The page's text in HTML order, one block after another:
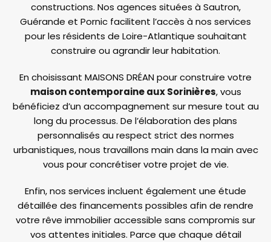
constructions. Nos agences situées à Sautron,
Guérande et Pornic facilitent l’accès à nos services
pour les résidents de Loire-Atlantique souhaitant
construire ou agrandir leur habitation.
En choisissant MAISONS DRÉAN pour construire votre
maison contemporaine aux Sorinières, vous
bénéficiez d’un accompagnement sur mesure tout au
long du processus. De l’élaboration des plans
personnalisés au respect strict des normes
urbanistiques, nous travaillons main dans la main avec
vous pour concrétiser votre projet de vie.
Enfin, nos services incluent également une étude
détaillée des financements possibles afin de rendre
votre rêve immobilier accessible sans compromis sur
vos attentes initiales. Parce que chaque détail